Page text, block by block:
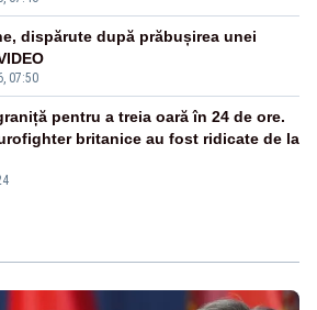
07:50
dispărute după prăbușirea unei
pentru a treia oară în 24 de ore.
britanice au fost ridicate de la